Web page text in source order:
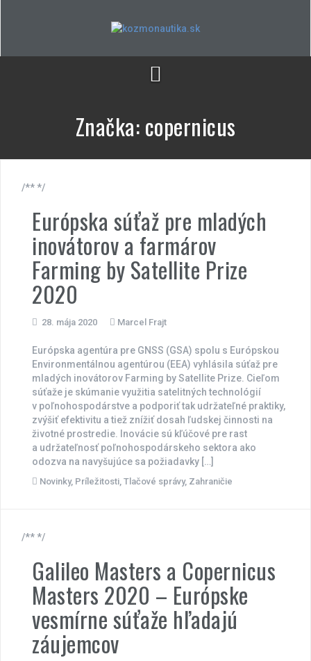
Značka:copernicus
/** */
Európska súťaž pre mladých
inovátorov a farmárov
Farming by Satellite Prize
2020
28. mája 2020 Marcel Frajt
Európska agentúra pre GNSS (GSA) spolu s Európskou
Environmentálnou agentúrou (EEA) vyhlásila súťaž pre
mladých inovátorov Farming by Satellite Prize. Cieľom
súťaže je skúmanie využitia satelitných technológií
v poľnohospodárstve a podporiť tak udržateľné praktiky,
zvýšiť efektivitu a tiež znížiť dosah ľudskej činnosti na
životné prostredie. Inovácie sú kľúčové pre rast
a udržateľnosť poľnohospodárskeho sektora ako
odozva na navyšujúce sa požiadavky […]
Novinky, Príležitosti, Tlačové správy, Zahraničie
/** */
Galileo Masters a Copernicus
Masters 2020 – Európske
vesmírne súťaže hľadajú
záujemcov